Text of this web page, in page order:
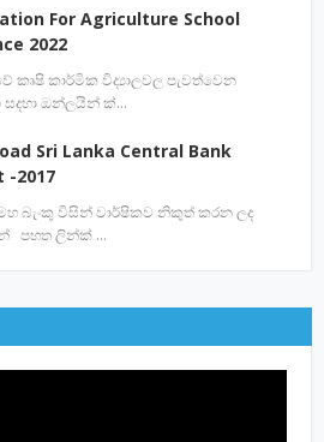
For Agriculture School
2022
කෘෂි කාර්මික විද්‍යාලවල පැවත්වෙන
සදහා ඔන්ලයින් ක්…
Sri Lanka Central Bank
-2017
මහ බැංකු විසින් වාර්ෂිකව නිකුත් කරන ලද
පහත ලින්ක් …